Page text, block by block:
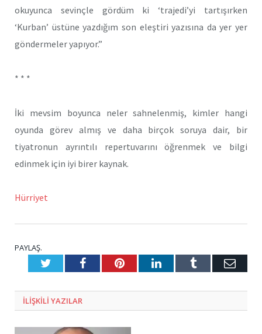
okuyunca sevinçle gördüm ki ‘trajedi’yi tartışırken
‘Kurban’ üstüne yazdığım son eleştiri yazısına da yer yer
göndermeler yapıyor.”
* * *
İki mevsim boyunca neler sahnelenmiş, kimler hangi
oyunda görev almış ve daha birçok soruya dair, bir
tiyatronun ayrıntılı repertuvarını öğrenmek ve bilgi
edinmek için iyi birer kaynak.
Hürriyet
PAYLAŞ.
TwitterFacebookPinterestLinkedInTumblr E-
ILIŞKILI YAZILAR